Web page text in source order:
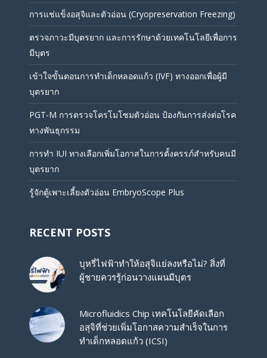
การแช่แข็งอสุจิและตัวอ่อน (Cryopreservation Freezing)
ตรวจภาวะมีบุตรยาก และการรักษาด้วยเทคโนโลยีเพื่อการ
มีบุตร
เข้าใจขั้นตอนการทำเด็กหลอดแก้ว (IVF) ทางออกเพื่อผู้มี
บุตรยาก
PGT-M การตรวจโครโมโซมตัวอ่อน ป้องกันการส่งต่อโรค
ทางพันธุกรรม
การทำ IUI ทางเลือกเพิ่มโอกาสในการตั้งครรภ์สำหรับคนมี
บุตรยาก
รู้จักตู้เพาะเลี้ยงตัวอ่อน EmbryoScope Plus
RECENT POSTS
บุหรี่ไฟฟ้าทำให้อสุจิแย่ลงหรือไม่? สิ่งที่
ผู้ชายควรรู้ก่อนวางแผนมีบุตร
Microfluidics Chip เทคโนโลยีคัดเลือก
อสุจิที่ช่วยเพิ่มโอกาสความสำเร็จในการ
ทำเด็กหลอดแก้ว (ICSI)